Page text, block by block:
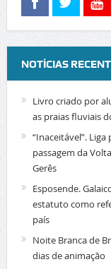
NOTÍCIAS
Livro criado por
as praias fluviais
“Inaceitável”.
passagem da
Gerês
Esposende.
estatuto como
país
Noite Branca de
dias de animação